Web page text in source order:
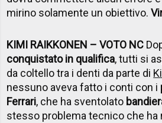
mirino solamente un obiettivo.
KIMI RAIKKONEN – VOTO NC
conquistato in qualifica, tutti si
da coltello tra i denti da parte di
nessuno aveva fatto i conti con i
Ferrari, che ha sventolato
stesso problema tecnico che ha